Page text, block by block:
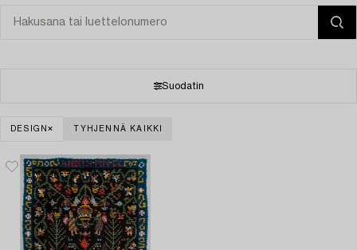
Suodatin
DESIGN TYHJENNÄ KAIKKI